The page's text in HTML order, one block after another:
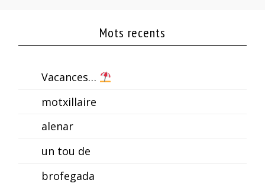
Mots recents
Vacances…
motxillaire
alenar
un tou de
brofegada